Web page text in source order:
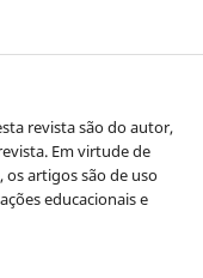
revista são do autor,
Em virtude de
os artigos são de uso
educacionais e